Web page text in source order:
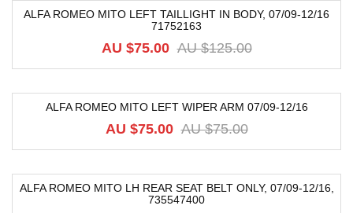
ALFA ROMEO MITO LEFT TAILLIGHT IN BODY, 07/09-12/16
71752163
AU $125.00
AU $75.00
ALFA ROMEO MITO LEFT WIPER ARM 07/09-12/16
AU $75.00
AU $75.00
ALFA ROMEO MITO LH REAR SEAT BELT ONLY, 07/09-12/16,
735547400